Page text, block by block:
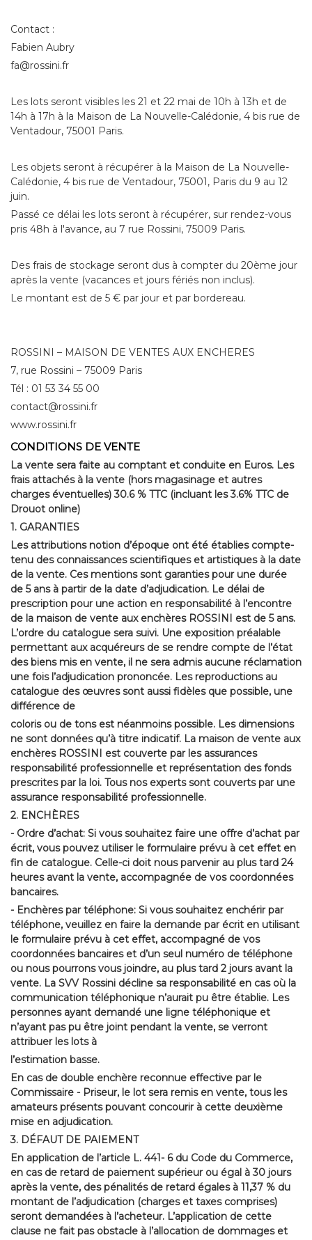
Contact :
Fabien Aubry
fa@rossini.fr
Les lots seront visibles les 21 et 22 mai de 10h à 13h et de
14h à 17h à la Maison de La Nouvelle-Calédonie, 4 bis rue de
Ventadour, 75001 Paris.
Les objets seront à récupérer à la Maison de La Nouvelle-
Calédonie, 4 bis rue de Ventadour, 75001, Paris du 9 au 12
juin.
Passé ce délai les lots seront à récupérer, sur rendez-vous
pris 48h à l'avance, au 7 rue Rossini, 75009 Paris.
Des frais de stockage seront dus à compter du 20ème jour
après la vente (vacances et jours fériés non inclus).
Le montant est de 5 € par jour et par bordereau.
ROSSINI – MAISON DE VENTES AUX ENCHERES
7, rue Rossini – 75009 Paris
Tél : 01 53 34 55 00
contact@rossini.fr
www.rossini.fr
CONDITIONS DE VENTE
La vente sera faite au comptant et conduite en Euros. Les
frais attachés à la vente (hors magasinage et autres
charges éventuelles) 30.6 % TTC (incluant les 3.6% TTC de
Drouot online)
1. GARANTIES
Les attributions notion d’époque ont été établies compte-
tenu des connaissances scientifiques et artistiques à la date
de la vente. Ces mentions sont garanties pour une durée
de 5 ans à partir de la date d’adjudication. Le délai de
prescription pour une action en responsabilité à l’encontre
de la maison de vente aux enchères ROSSINI est de 5 ans.
L’ordre du catalogue sera suivi. Une exposition préalable
permettant aux acquéreurs de se rendre compte de l’état
des biens mis en vente, il ne sera admis aucune réclamation
une fois l’adjudication prononcée. Les reproductions au
catalogue des œuvres sont aussi fidèles que possible, une
différence de
coloris ou de tons est néanmoins possible. Les dimensions
ne sont données qu’à titre indicatif. La maison de vente aux
enchères ROSSINI est couverte par les assurances
responsabilité professionnelle et représentation des fonds
prescrites par la loi. Tous nos experts sont couverts par une
assurance responsabilité professionnelle.
2. ENCHÈRES
- Ordre d’achat: Si vous souhaitez faire une offre d’achat par
écrit, vous pouvez utiliser le formulaire prévu à cet effet en
fin de catalogue. Celle-ci doit nous parvenir au plus tard 24
heures avant la vente, accompagnée de vos coordonnées
bancaires.
- Enchères par téléphone: Si vous souhaitez enchérir par
téléphone, veuillez en faire la demande par écrit en utilisant
le formulaire prévu à cet effet, accompagné de vos
coordonnées bancaires et d’un seul numéro de téléphone
ou nous pourrons vous joindre, au plus tard 2 jours avant la
vente. La SVV Rossini décline sa responsabilité en cas où la
communication téléphonique n’aurait pu être établie. Les
personnes ayant demandé une ligne téléphonique et
n’ayant pas pu être joint pendant la vente, se verront
attribuer les lots à
l’estimation basse.
En cas de double enchère reconnue effective par le
Commissaire - Priseur, le lot sera remis en vente, tous les
amateurs présents pouvant concourir à cette deuxième
mise en adjudication.
3. DÉFAUT DE PAIEMENT
En application de l’article L. 441- 6 du Code du Commerce,
en cas de retard de paiement supérieur ou égal à 30 jours
après la vente, des pénalités de retard égales à 11,37 % du
montant de l’adjudication (charges et taxes comprises)
seront demandées à l’acheteur. L’application de cette
clause ne fait pas obstacle à l’allocation de dommages et